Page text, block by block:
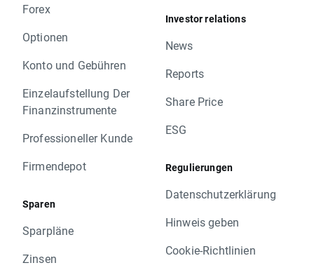
Forex
Optionen
Konto und Gebühren
Einzelaufstellung Der
Finanzinstrumente
Professioneller Kunde
Firmendepot
Sparen
Sparpläne
Zinsen
Investor relations
News
Reports
Share Price
ESG
Regulierungen
Datenschutzerklärung
Hinweis geben
Cookie-Richtlinien